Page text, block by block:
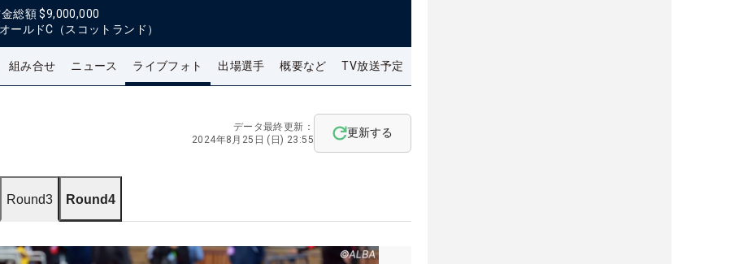
総額 $9,000,000
ールドC（スコットランド）
組み合せ ニュース ライブフォト 出場選手 概要など TV放送予定
データ最終更新：
2024年8月25日 (日) 23:55
更新する
Round3 Round4